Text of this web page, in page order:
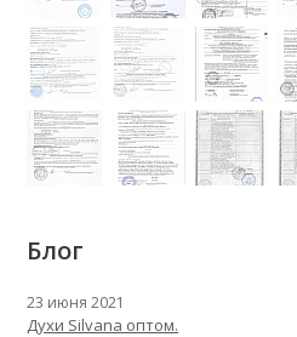
Блог
23 июня 2021
Духи Silvana оптом.